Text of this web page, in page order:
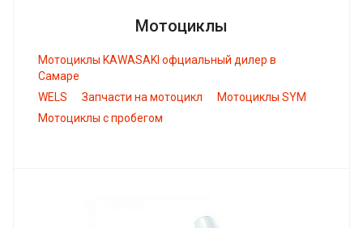
Мотоциклы
Мотоциклы KAWASAKI офциальный дилер в
Самаре
WELS
Запчасти на мотоцикл
Мотоциклы SYM
Мотоциклы с пробегом